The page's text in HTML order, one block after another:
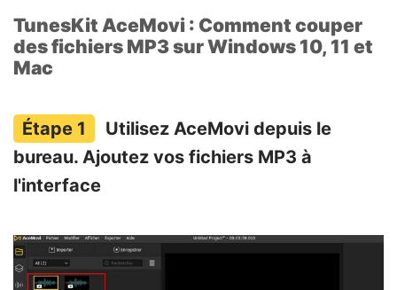
TunesKit AceMovi : Comment couper
des fichiers MP3 sur Windows 10, 11 et
Mac
Utilisez AceMovi depuis le
bureau. Ajoutez vos fichiers MP3 à
l'interface